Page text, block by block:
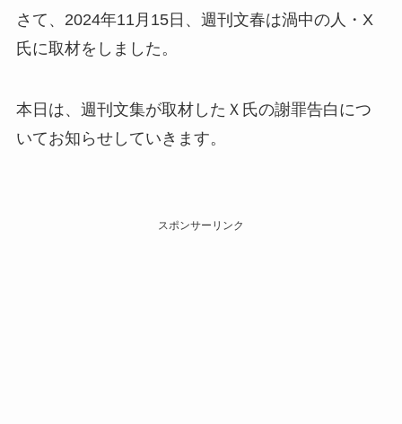
さて、2024年11月15日、週刊文春は渦中の人・X
氏に取材をしました。
本日は、週刊文集が取材したＸ氏の謝罪告白につ
いてお知らせしていきます。
スポンサーリンク